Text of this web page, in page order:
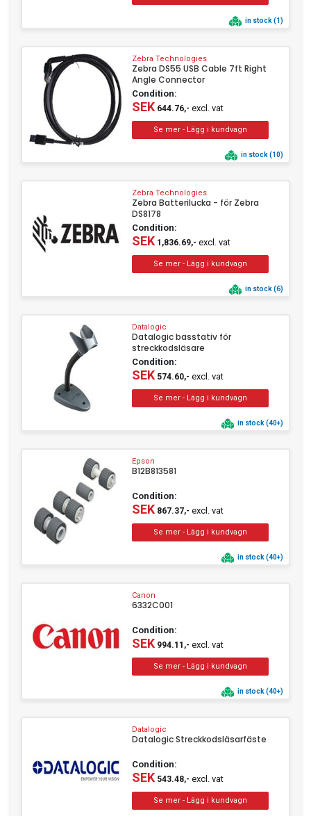
in stock (1)
Zebra Technologies
Zebra DS55 USB Cable 7ft Right
Angle Connector
Condition:
SEK644.76,- excl. vat
in stock (10)
Zebra Technologies
Zebra Batterilucka - för Zebra
DS8178
Condition:
SEK1,836.69,- excl. vat
in stock (6)
Datalogic
Datalogic basstativ för
streckkodsläsare
Condition:
SEK574.60,- excl. vat
in stock (40+)
Epson
B12B813581
Condition:
SEK867.37,- excl. vat
in stock (40+)
Canon
6332C001
Condition:
SEK994.11,- excl. vat
in stock (40+)
Datalogic
Datalogic Streckkodsläsarfäste
Condition:
SEK543.48,- excl. vat